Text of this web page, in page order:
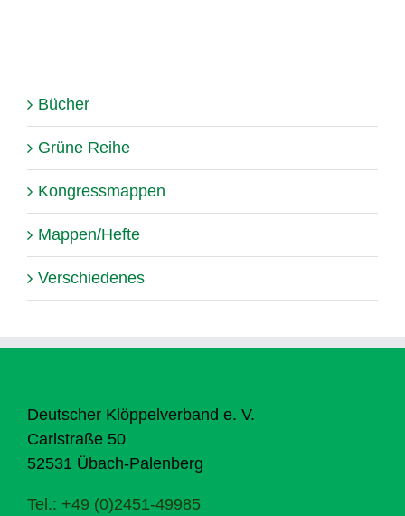
Bücher
Grüne Reihe
Kongressmappen
Mappen/Hefte
Verschiedenes
Deutscher Klöppelverband e. V.
Carlstraße 50
52531 Übach-Palenberg
Tel.: +49 (0)2451-49985